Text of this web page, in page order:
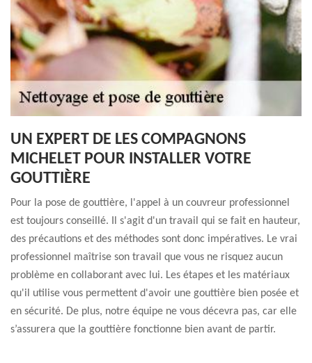
UN EXPERT DE LES COMPAGNONS
MICHELET POUR INSTALLER VOTRE
GOUTTIÈRE
Pour la pose de gouttière, l'appel à un couvreur professionnel
est toujours conseillé. Il s'agit d'un travail qui se fait en hauteur,
des précautions et des méthodes sont donc impératives. Le vrai
professionnel maîtrise son travail que vous ne risquez aucun
problème en collaborant avec lui. Les étapes et les matériaux
qu'il utilise vous permettent d'avoir une gouttière bien posée et
en sécurité. De plus, notre équipe ne vous décevra pas, car elle
s’assurera que la gouttière fonctionne bien avant de partir.